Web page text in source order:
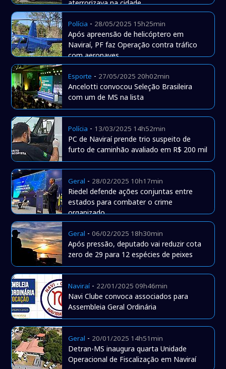
aterrorizava na cidade
Polícia - 28/05/2025 15h25min
Após apreensão de helicóptero em
Naviraí, PF faz Operação contra tráfico
com aeronaves
Esporte - 27/05/2025 20h02min
Ancelotti convocou Seleção Brasileira
com um de MS na lista
Polícia - 13/03/2025 14h52min
PC de Naviraí prende trio suspeito de
furto de caminhão avaliado em R$ 200 mil
Geral - 28/02/2025 10h17min
Riedel defende ações conjuntas entre
estados para combater o crime
organizado
Geral -06/02/2025 18h30min
Após pressão, deputado vai reduzir cota
zero de 29 para 12 espécies de peixes
Naviraí- 22/01/2025 09h46min
Navi Clube convoca associados para
Assembleia Geral Ordinária
Geral - 20/01/2025 14h51min
Detran-MS inaugura quarta Unidade
Operacional de Fiscalização em Naviraí